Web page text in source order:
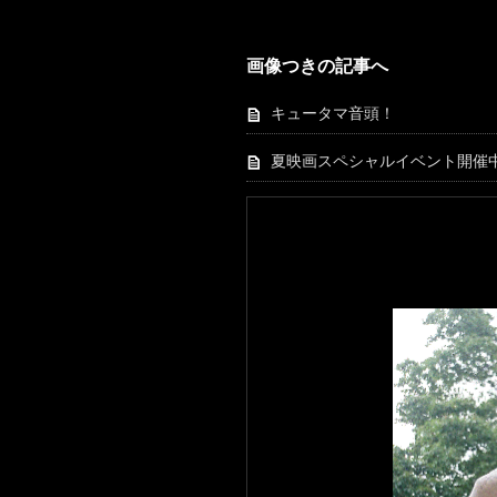
画像つきの記事へ
キュータマ音頭！
夏映画スペシャルイベント開催